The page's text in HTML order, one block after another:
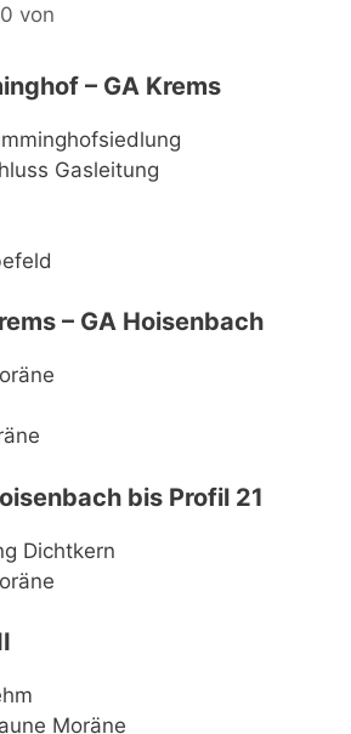
von
– GA Krems
Gasleitung
– GA Hoisenbach
bis Profil 21
Dichtkern
Moräne